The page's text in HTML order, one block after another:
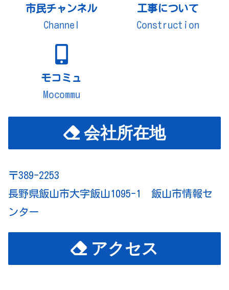
市民チャンネル
Channel
工事について
Construction
モコミュ
Mocommu
会社所在地
〒389-2253
長野県飯山市大字飯山1095-1 飯山市情報セ
ンター
アクセス